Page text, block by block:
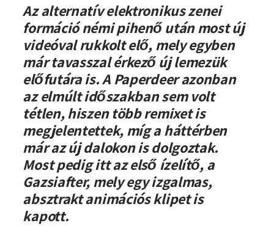
Gazsiafter – öt év után új klippel
Az alternatív elektronikus zenei
formáció némi pihenő után most új
videóval rukkolt elő, mely egyben
már tavasszal érkező új lemezük
előfutára is. A Paperdeer azonban
az elmúlt időszakban sem volt
tétlen, hiszen több remixet is
megjelentettek, míg a háttérben
már az új dalokon is dolgoztak.
Most pedig itt az első ízelítő, a
Gazsiafter, mely egy izgalmas,
absztrakt animációs klipet is
kapott.